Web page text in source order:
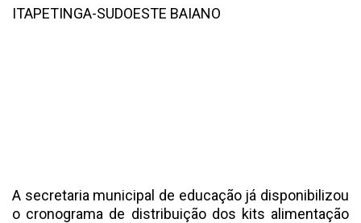
ITAPETINGA-SUDOESTE BAIANO
A secretaria municipal de educação já disponibilizou
o cronograma de distribuição dos kits alimentação